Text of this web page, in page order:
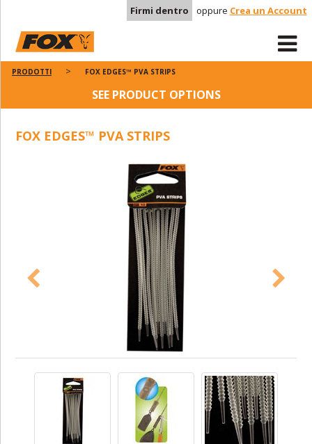
Firmi dentro oppure Crea un Account
PRODOTTI FOX EDGES™ PVA STRIPS
SEE PRODUCT OPTIONS
FOX EDGES™ PVA STRIPS